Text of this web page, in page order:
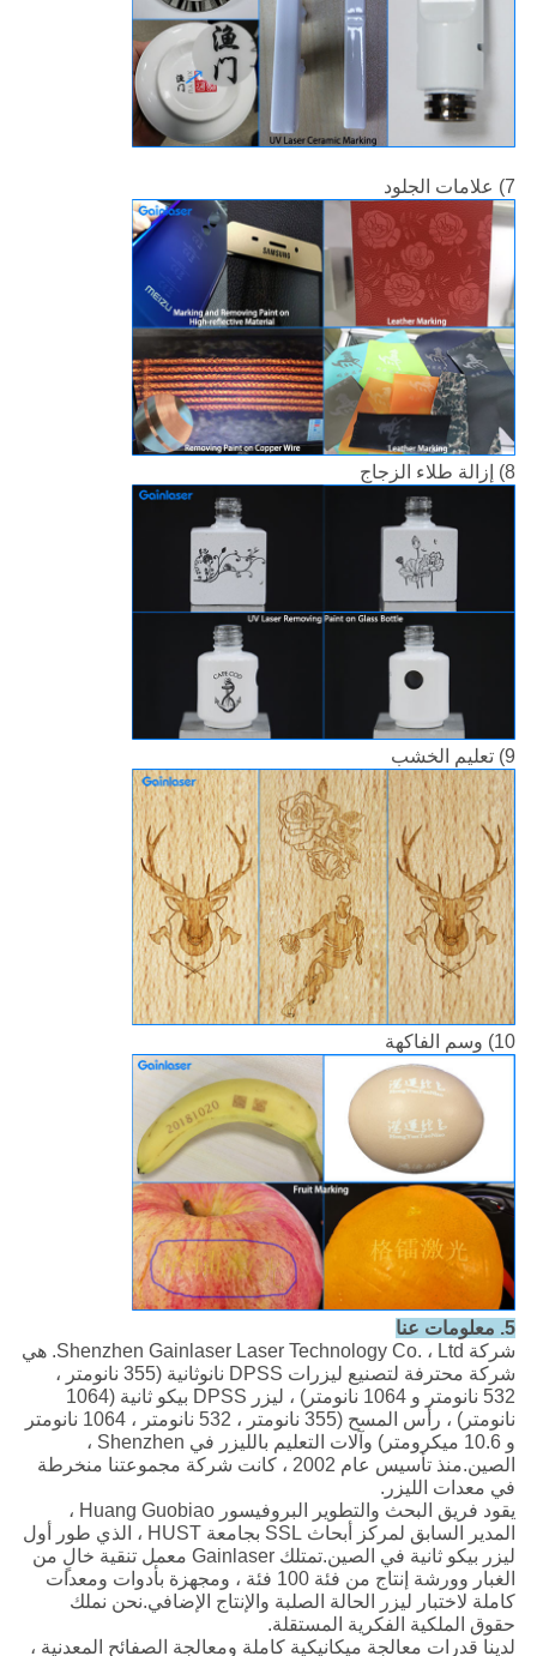
7) علامات الجلود
8) إزالة طلاء الزجاج
9) تعليم الخشب
10) وسم الفاكهة
5. معلومات عنا
شركة Shenzhen Gainlaser Laser Technology Co. ، Ltd. هي
شركة محترفة لتصنيع ليزرات DPSS نانوثانية (355 نانومتر ،
532 نانومتر و 1064 نانومتر) ، ليزر DPSS بيكو ثانية (1064
نانومتر) ، رأس المسح (355 نانومتر ، 532 نانومتر ، 1064 نانومتر
و 10.6 ميكرومتر) وآلات التعليم بالليزر في Shenzhen ،
الصين.منذ تأسيس عام 2002 ، كانت شركة مجموعتنا منخرطة
في معدات الليزر.
يقود فريق البحث والتطوير البروفيسور Huang Guobiao ،
المدير السابق لمركز أبحاث SSL بجامعة HUST ، الذي طور أول
ليزر بيكو ثانية في الصين.تمتلك Gainlaser معمل تنقية خالٍ من
الغبار وورشة إنتاج من فئة 100 فئة ، ومجهزة بأدوات ومعدات
كاملة لاختبار ليزر الحالة الصلبة والإنتاج الإضافي.نحن نملك
حقوق الملكية الفكرية المستقلة.
لدينا قدرات معالجة ميكانيكية كاملة ومعالجة الصفائح المعدنية ،